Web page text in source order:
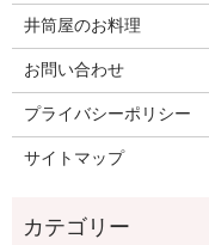
井筒屋のお料理
お問い合わせ
プライバシーポリシー
サイトマップ